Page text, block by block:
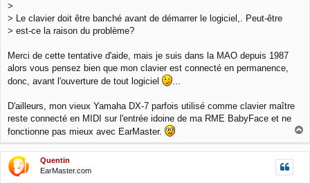
>
> Le clavier doit être banché avant de démarrer le logiciel,. Peut-être
> est-ce la raison du problème?
Merci de cette tentative d'aide, mais je suis dans la MAO depuis 1987
alors vous pensez bien que mon clavier est connecté en permanence,
donc, avant l'ouverture de tout logiciel
...
D'ailleurs, mon vieux Yamaha DX-7 parfois utilisé comme clavier maître
reste connecté en MIDI sur l'entrée idoine de ma RME BabyFace et ne
fonctionne pas mieux avec EarMaster.
p
Quentin
EarMaster.com